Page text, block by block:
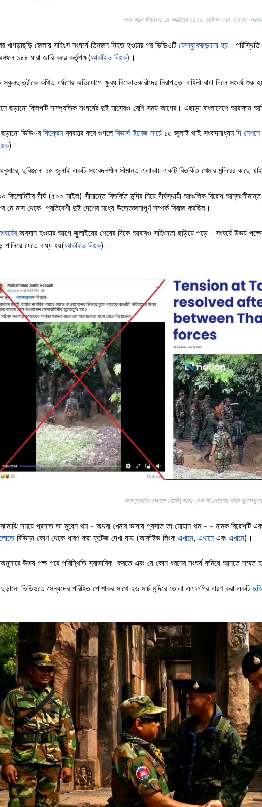
লাল ক্রস চিহ্নসহ ১৪ অক্টোবর ২০২৫ তারিখে নেয়া অসত্য
খাগড়াছড়ি জেলায় সহিংস সংঘর্ষে তিনজন নিহত হওয়ার পর ভিডিওটি ফেসবুকেছড়ানো হয় । পরিস্থিতি
১৪৪ ধারা জারি করে কর্তৃপক্ষ(আর্কাইভ লিংক) ।
কথিত ধর্ষণের অভিযোগে ক্ষুব্ধ বিক্ষোভকারীদের নিরাপত্তা বাহিনী বাধা দিলে সংঘর্ষ শুরু
ছড়ানো ক্লিপটি সাম্প্রতিক সংঘর্ষের দুই মাসেরও বেশি সময় আগের। এছাড়া বাংলাদেশে আরাকান
ভিডিওরকিফ্রেমব্যবহার করে গুগলে রিভার্স ইমেজ সার্চে১৫ জুলাই থাই সংবাদমাধ্যম দি নেশনে
)।
ছবিগুলো ১৫ জুলাই একটি সংবেদনশীল সীমান্ত এলাকায় একটি বিতর্কিত খেমার মন্দিরের কাছে
কিলোমিটার দীর্ঘ (৫০০ মাইল) সীমান্তে বিতর্কিত মন্দির নিয়ে দীর্ঘস্থায়ী আঞ্চলিক বিরোধ
মে মাস থেকে প্রতিবেশী দুই দেশের মধ্যে উত্তেজনাপূর্ণ সম্পর্ক বিরাজ করছিল।
অবসান হওয়ার আগে জুলাইয়ের শেষের দিকে আবারও সহিংসতা ছড়িয়ে পড়ে। সংঘর্ষে উভয়
পালিয়ে যেতে বাধ্য হয়(আর্কাইভ লিংক)।
অসত্যভাবে ছড়ানো পোস্ট(বামে) এবং দি নেশনের ছবির তুলনামূলক
সময়ে প্রসাত তা মুয়েন থম - অথবা খেমার ভাষায় প্রসাত তা মোয়ান থম - - নামক বিরোধটি
বিভিন্ন কোণ থেকে ধারণ করা ফুটেজ দেখা যায় (আর্কাইভ লিংক এখানে, এখানেএবং এখানে)।
অনুসারে উভয় পক্ষ পরে পরিস্থিতি স্বাভাবিক করতে এবং যে কোন ধরনের সংঘর্ষ কমিয়ে আনতে সম্মত
ভিডিওতে সৈন্যদের পরিহিত পোশাকর সাথে ২৬ মার্চ মন্দিরে তোলা এএফপির ধারণ করা একটি ছবি